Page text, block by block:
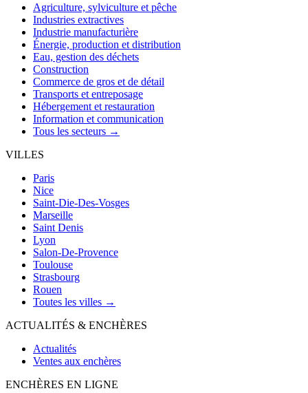
Agriculture, sylviculture et pêche
Industries extractives
Industrie manufacturière
Énergie, production et distribution
Eau, gestion des déchets
Construction
Commerce de gros et de détail
Transports et entreposage
Hébergement et restauration
Information et communication
Tous les secteurs →
VILLES
Paris
Nice
Saint-Die-Des-Vosges
Marseille
Saint Denis
Lyon
Salon-De-Provence
Toulouse
Strasbourg
Rouen
Toutes les villes →
ACTUALITÉS & ENCHÈRES
Actualités
Ventes aux enchères
ENCHÈRES EN LIGNE